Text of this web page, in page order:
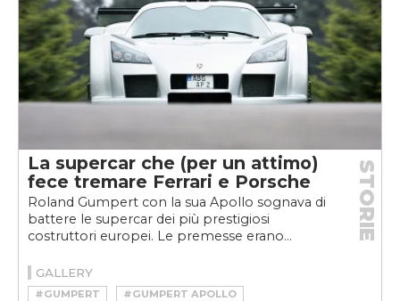
La supercar che (per un attimo)
fece tremare Ferrari e Porsche
Roland Gumpert con la sua Apollo sognava di
battere le supercar dei più prestigiosi
costruttori europei. Le premesse erano...
STORIE
GALLERY
#GUMPERT #GUMPERT APOLLO